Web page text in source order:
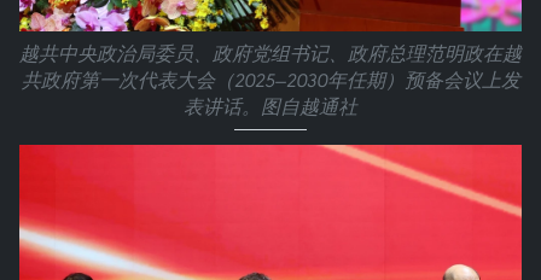
越共中央政治局委员、政府党组书记、政府总理范明政在越
共政府第一次代表大会（2025—2030年任期）预备会议上发
表讲话。图自越通社